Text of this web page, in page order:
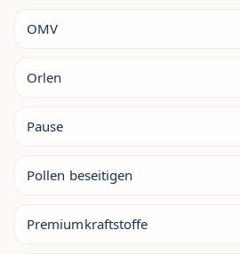
OMV
Orlen
Pause
Pollen beseitigen
Premiumkraftstoffe